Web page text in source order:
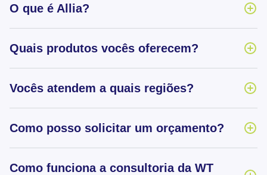
O que é Allia?
Quais produtos vocês oferecem?
Vocês atendem a quais regiões?
Como posso solicitar um orçamento?
Como funciona a consultoria da WT